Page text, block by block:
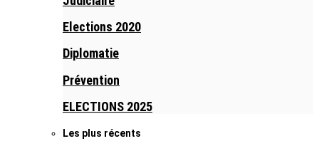
Elections 2020
Diplomatie
Prévention
ELECTIONS 2025
Les plus récents